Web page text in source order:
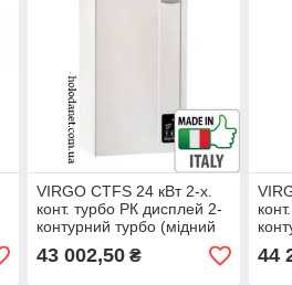
VIRGO CTFS 24 кВт 2-х.
конт. турбо РК дисплей 2-
контурний турбо (мідний
ТО) настінний газовий
котел
43 002,50₴
ТО)
44